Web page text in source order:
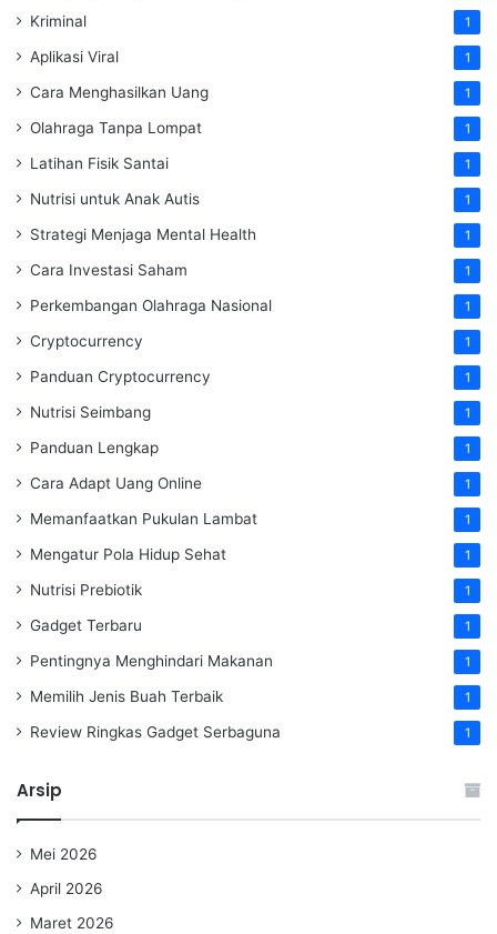
Kriminal 1
Aplikasi Viral 1
Cara Menghasilkan Uang 1
Olahraga Tanpa Lompat 1
Latihan Fisik Santai 1
Nutrisi untuk Anak Autis 1
Strategi Menjaga Mental Health 1
Cara Investasi Saham 1
Perkembangan Olahraga Nasional 1
Cryptocurrency 1
Panduan Cryptocurrency 1
Nutrisi Seimbang 1
Panduan Lengkap 1
Cara Adapt Uang Online 1
Memanfaatkan Pukulan Lambat 1
Mengatur Pola Hidup Sehat 1
Nutrisi Prebiotik 1
Gadget Terbaru 1
Pentingnya Menghindari Makanan 1
Memilih Jenis Buah Terbaik 1
Review Ringkas Gadget Serbaguna 1
Arsip
Mei 2026
April 2026
Maret 2026